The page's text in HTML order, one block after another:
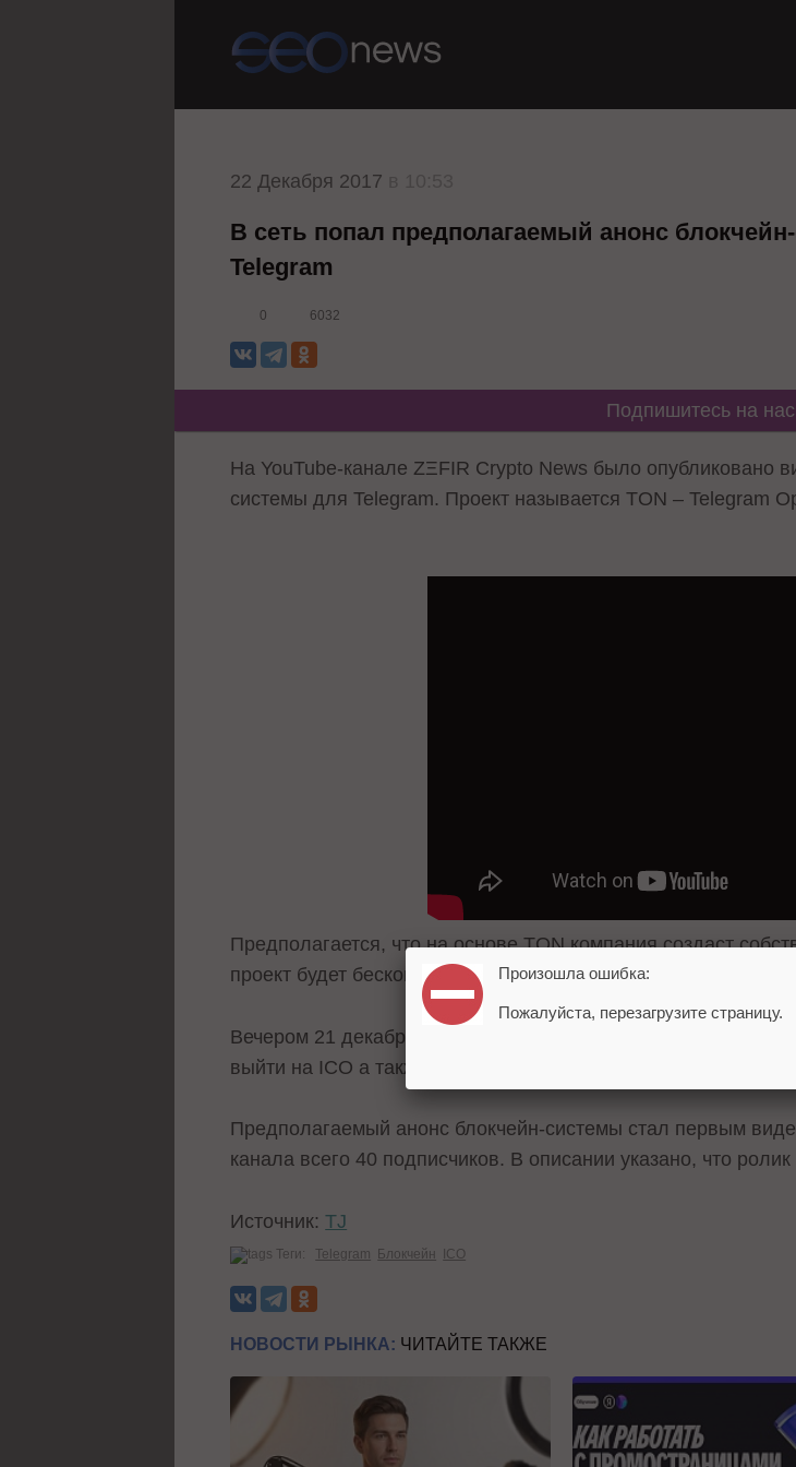
22 Декабря 2017
В сеть попал предполагаемый анонс
Telegram
0 6032
Подпишитесь на
На YouTube-канале ZΞFIR Crypto News было опубликовано
системы для Telegram. Проект называется TON – Telegram
Предполагается, что на основе TON компания создаст
проект будет бесконечно масштабироваться и позволит
Вечером 21 декабря бывший сотрудник ВКонтакте и
выйти на ICO а также сообщил о появлении в сети отрывков
Предполагаемый анонс блокчейн-системы стал первым
канала всего 40 подписчиков. В описании указано, что
Источник:TJ
Теги: Telegram Блокчейн ICO
НОВОСТИ РЫНКА: ЧИТАЙТЕ ТАКЖЕ
Произошла ошибка:
Пожалуйста, перезагрузите страницу.